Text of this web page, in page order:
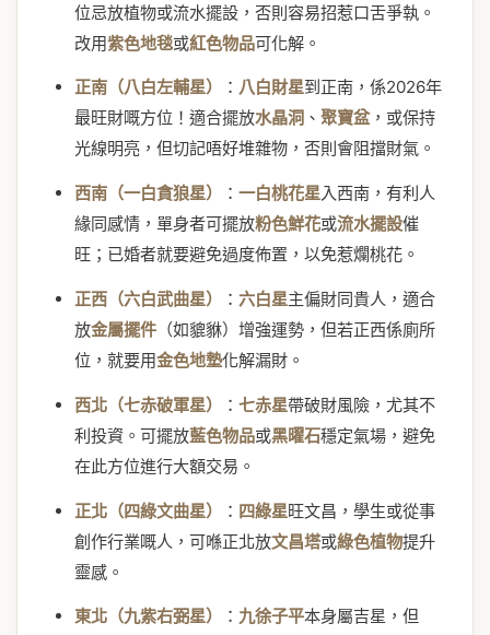
位忌放植物或流水擺設，否則容易招惹口舌爭執。
改用紫色地毯或紅色物品可化解。
正南（八白左輔星） ： 八白財星到正南，係2026年
最旺財嘅方位！適合擺放水晶洞 、 聚寶盆，或保持
光線明亮，但切記唔好堆雜物，否則會阻擋財氣。
西南（一白貪狼星） ： 一白桃花星入西南，有利人
緣同感情，單身者可擺放粉色鮮花或流水擺設催
旺；已婚者就要避免過度佈置，以免惹爛桃花。
正西（六白武曲星） ： 六白星主偏財同貴人，適合
放金屬擺件 （如貔貅）增強運勢，但若正西係廁所
位，就要用金色地墊化解漏財。
西北（七赤破軍星） ： 七赤星帶破財風險，尤其不
利投資。可擺放藍色物品或黑曜石穩定氣場，避免
在此方位進行大額交易。
正北（四綠文曲星） ： 四綠星旺文昌，學生或從事
創作行業嘅人，可喺正北放文昌塔或綠色植物提升
靈感。
東北（九紫右弼星） ： 九徐子平本身屬吉星，但